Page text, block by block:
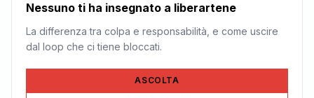
Nessuno ti ha insegnato a liberartene
La differenza tra colpa e responsabilità, e come uscire
dal loop che ci tiene bloccati.
ASCOLTA